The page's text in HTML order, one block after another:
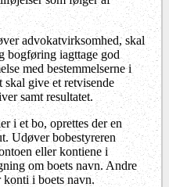
advokatvirksomhed, skal
bogføring iagttage god
med bestemmelserne i
give et retvisende
samt resultatet.
i et bo, oprettes der en
Udøver bobestyreren
eller kontiene i
om boets navn. Andre
konti i boets navn.